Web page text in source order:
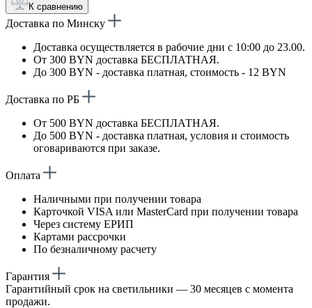
К сравнению
Доставка по Минску
Доставка осуществляется в рабочие дни с 10:00 до 23.00.
От 300 BYN доставка БЕСПЛАТНАЯ.
До 300 BYN - доставка платная, стоимость - 12 BYN
Доставка по РБ
От 500 BYN доставка БЕСПЛАТНАЯ.
До 500 BYN - доставка платная, условия и стоимость
оговариваются при заказе.
Оплата
Наличными при получении товара
Карточкой VISA или MasterCard при получении товара
Через систему ЕРИП
Картами рассрочки
По безналичному расчету
Гарантия
Гарантийный срок на светильники — 30 месяцев с момента
продажи.